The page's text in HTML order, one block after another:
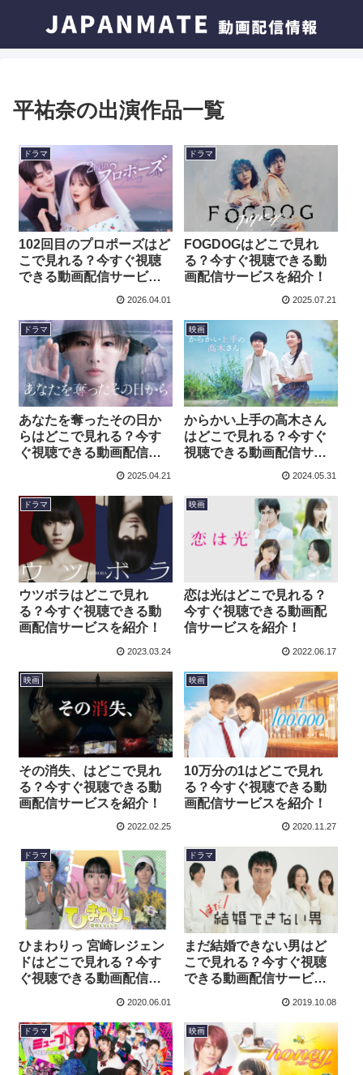
平祐奈の出演作品一覧
ドラマ
102回目のプロポーズはど
こで見れる？今すぐ視聴
できる動画配信サービス
2026.04.01
ドラマ
FOGDOGはどこで見れ
る？今すぐ視聴できる動
画配信サービスを紹介！
2025.07.21
ドラマ
あなたを奪ったその日か
らはどこで見れる？今す
ぐ視聴できる動画配信サ
2025.04.21
映画
からかい上手の高木さん
はどこで見れる？今すぐ
視聴できる動画配信サー
2024.05.31
ドラマ
ウツボラはどこで見れ
る？今すぐ視聴できる動
画配信サービスを紹介！
2023.03.24
映画
恋は光はどこで見れる？
今すぐ視聴できる動画配
信サービスを紹介！
2022.06.17
映画
その消失、はどこで見れ
る？今すぐ視聴できる動
画配信サービスを紹介！
2022.02.25
映画
10万分の1はどこで見れ
る？今すぐ視聴できる動
画配信サービスを紹介！
2020.11.27
ドラマ
ひまわりっ 宮崎レジェン
ドはどこで見れる？今す
ぐ視聴できる動画配信サ
2020.06.01
ドラマ
まだ結婚できない男はど
こで見れる？今すぐ視聴
できる動画配信サービス
2019.10.08
ドラマ 映画